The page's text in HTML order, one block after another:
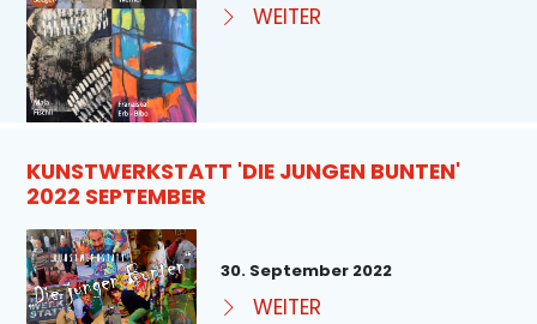
WEITER
KUNSTWERKSTATT 'DIE JUNGEN BUNTEN'
2022 SEPTEMBER
30. September 2022
WEITER